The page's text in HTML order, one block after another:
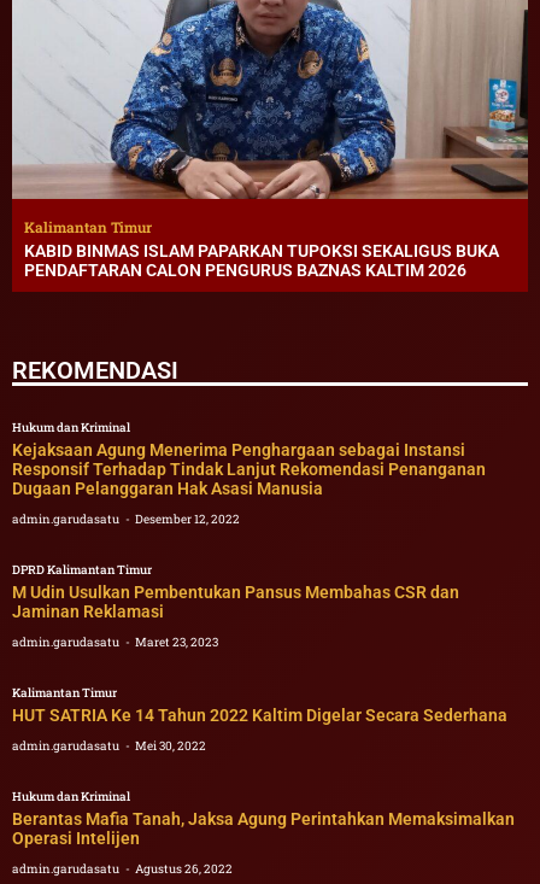
Kalimantan Timur
KABID BINMAS ISLAM PAPARKAN TUPOKSI SEKALIGUS BUKA
PENDAFTARAN CALON PENGURUS BAZNAS KALTIM 2026
REKOMENDASI
Hukum dan Kriminal
Kejaksaan Agung Menerima Penghargaan sebagai Instansi
Responsif Terhadap Tindak Lanjut Rekomendasi Penanganan
Dugaan Pelanggaran Hak Asasi Manusia
admin.garudasatu Desember 12, 2022
DPRD Kalimantan Timur
M Udin Usulkan Pembentukan Pansus Membahas CSR dan
Jaminan Reklamasi
admin.garudasatu Maret 23, 2023
Kalimantan Timur
HUT SATRIA Ke 14 Tahun 2022 Kaltim Digelar Secara Sederhana
admin.garudasatu Mei 30, 2022
Hukum dan Kriminal
Berantas Mafia Tanah, Jaksa Agung Perintahkan Memaksimalkan
Operasi Intelijen
admin.garudasatu Agustus 26, 2022